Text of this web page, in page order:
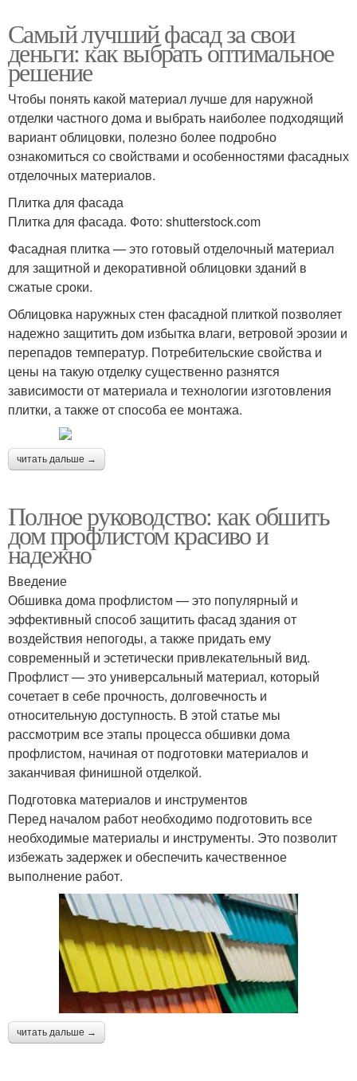
Самый лучший фасад за свои
деньги: как выбрать оптимальное
решение
Чтобы понять какой материал лучше для наружной
отделки частного дома и выбрать наиболее подходящий
вариант облицовки, полезно более подробно
ознакомиться со свойствами и особенностями фасадных
отделочных материалов.
Плитка для фасада
Плитка для фасада. Фото: shutterstock.com
Фасадная плитка — это готовый отделочный материал
для защитной и декоративной облицовки зданий в
сжатые сроки.
Облицовка наружных стен фасадной плиткой позволяет
надежно защитить дом избытка влаги, ветровой эрозии и
перепадов температур. Потребительские свойства и
цены на такую отделку существенно разнятся
зависимости от материала и технологии изготовления
плитки, а также от способа ее монтажа.
читать дальше →
Полное руководство: как обшить
дом профлистом красиво и
надежно
Введение
Обшивка дома профлистом — это популярный и
эффективный способ защитить фасад здания от
воздействия непогоды, а также придать ему
современный и эстетически привлекательный вид.
Профлист — это универсальный материал, который
сочетает в себе прочность, долговечность и
относительную доступность. В этой статье мы
рассмотрим все этапы процесса обшивки дома
профлистом, начиная от подготовки материалов и
заканчивая финишной отделкой.
Подготовка материалов и инструментов
Перед началом работ необходимо подготовить все
необходимые материалы и инструменты. Это позволит
избежать задержек и обеспечить качественное
выполнение работ.
читать дальше →